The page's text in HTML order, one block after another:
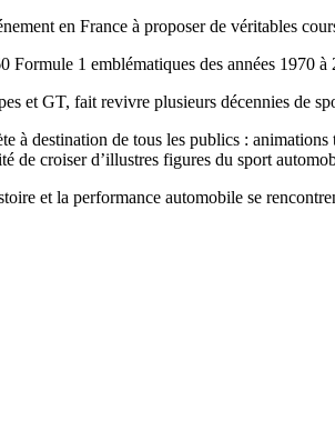
en France à proposer de véritables
1 emblématiques des années 1970 à
et GT, fait revivre plusieurs décennies de
destination de tous les publics :
de croiser d’illustres figures du sport
et la performance automobile se